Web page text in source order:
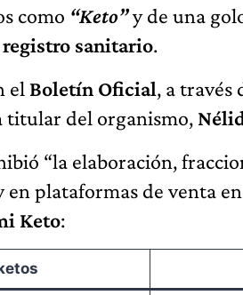
como “Keto”y de una
sanitario.
el Boletín Oficial, a través
titular del organismo,
“la elaboración,
plataformas de venta
Keto: